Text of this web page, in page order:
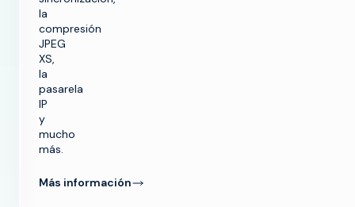
la
compresión
JPEG
XS,
la
pasarela
IP
y
mucho
más.
Más información